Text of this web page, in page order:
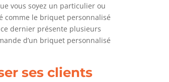
vous soyez un particulier ou
comme le briquet personnalisé
dernier présente plusieurs
d’un briquet personnalisé
ses clients